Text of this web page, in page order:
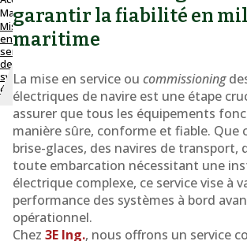
Marine
Mise
en
service
de
systèmes
électriques
Mise en
service de
électriques
de navires
Mise
en
service
pour
garantir la fiabilité en
maritime
La mise en service ou commissioning
électriques de navire est une étape
assurer que tous les équipements
manière sûre, conforme et fiable. Que
brise-glaces, des navires de transport,
toute embarcation nécessitant une
électrique complexe, ce service vise à
performance des systèmes à bord
opérationnel.
Chez 3E Ing., nous offrons un service